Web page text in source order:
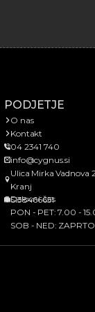
PODJETJE
O nas
Kontakt
04 2341 740
info@cygnus.si
Ulica Mirka Vadnova
Kranj
SI38466651
Delovni čas
PON - PET: 7.00 -
SOB - NED: ZAPRTO